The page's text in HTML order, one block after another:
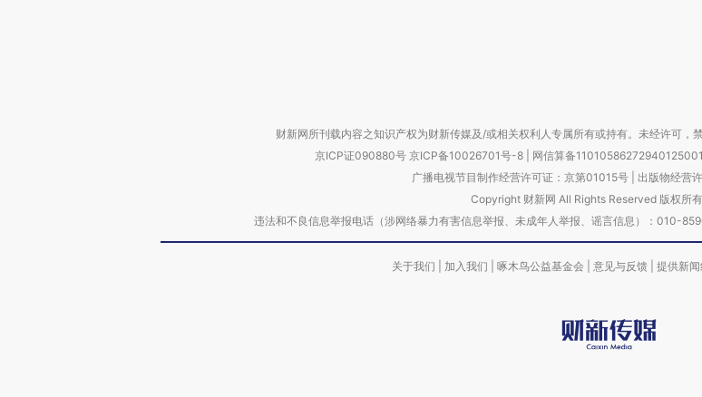
财新网所刊载内容之知识产权为财新传媒及/或相关权利人专属所有或持有。未经许可，
京ICP证090880号 京ICP备10026701号-8 网信算备
广播电视节目制作经营许可证：京第01015号| 出版物经营
Copyright 财新网 All Rights Reserved 版权所
违法和不良信息举报电话（涉网络暴力有害信息举报、未成年人举报、谣言信息）：
关于我们 加入我们 啄木鸟公益基金会 意见与反馈 提供新